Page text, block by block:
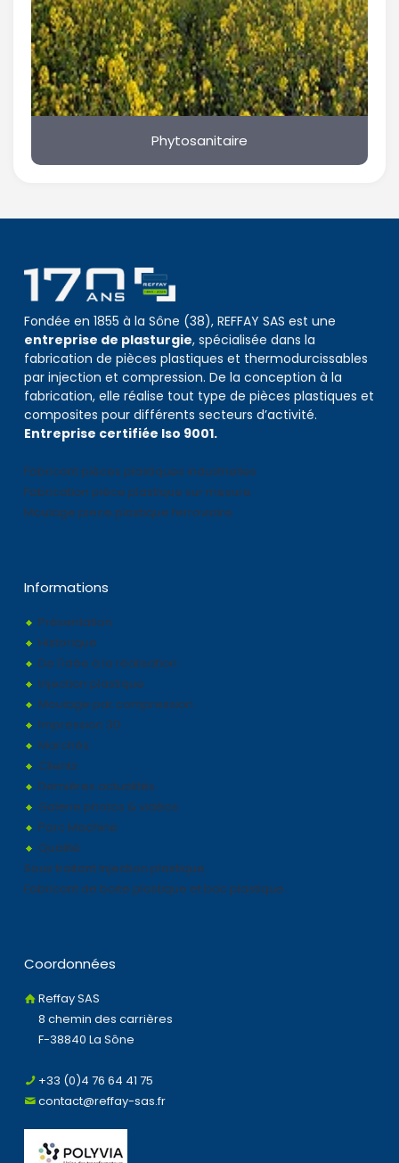
Phytosanitaire
Fondée en 1855 à la Sône (38), REFFAY SAS est une
entreprise de plasturgie, spécialisée dans la
fabrication de pièces plastiques et thermodurcissables
par injection et compression. De la conception à la
fabrication, elle réalise tout type de pièces plastiques et
composites pour différents secteurs d’activité.
Entreprise certifiée Iso 9001.
Fabricant pièces plastiques industrielles
Fabrication pièce plastique sur mesure
Moulage piece plastique ferroviaire
Informations
Présentation
Historique
De l'idée à la réalisation
Injection plastique
Moulage par compression
Impression 3D
Marchés
Clients
Dernières actualités
Galerie photos & vidéos
Parc Machine
Qualité
Sous traitant injection plastique
Fabricant de boite plastique et bac plastique
Coordonnées
Reffay SAS
8 chemin des carrières
F-38840 La Sône
+33 (0)4 76 64 41 75
contact@reffay-sas.fr